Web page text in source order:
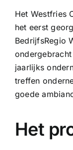
Het Westfries
het eerst
BedrijfsRegio
jaarlijks
treffen
goede
Het